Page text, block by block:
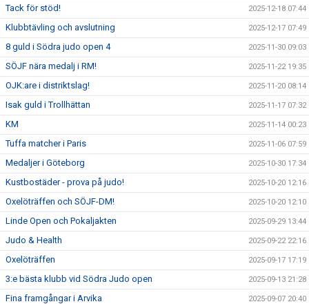
Tack för stöd! 2025-12-18 07:44
Klubbtävling och avslutning 2025-12-17 07:49
8 guld i Södra judo open 4 2025-11-30 09:03
SÖJF nära medalj i RM! 2025-11-22 19:35
OJK:are i distriktslag! 2025-11-20 08:14
Isak guld i Trollhättan 2025-11-17 07:32
KM 2025-11-14 00:23
Tuffa matcher i Paris 2025-11-06 07:59
Medaljer i Göteborg 2025-10-30 17:34
Kustbostäder - prova på judo! 2025-10-20 12:16
Oxelöträffen och SÖJF-DM! 2025-10-20 12:10
Linde Open och Pokaljakten 2025-09-29 13:44
Judo & Health 2025-09-22 22:16
Oxelöträffen 2025-09-17 17:19
3:e bästa klubb vid Södra Judo open 2025-09-13 21:28
Fina framgångar i Arvika 2025-09-07 20:40